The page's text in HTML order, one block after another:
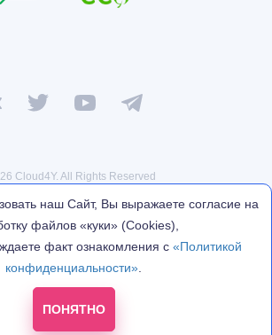
Cloud4Y. All Rights Reserved
данных
— проекты Meta Platforms Inc., деятельность
территории России.
наш Сайт, Вы выражаете согласие на
файлов «куки» (Cookies),
факт ознакомления с «Политикой
конфиденциальности»
ПОНЯТНО